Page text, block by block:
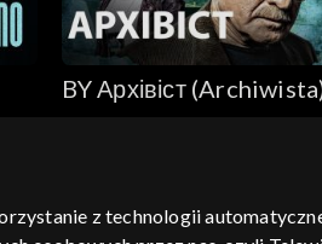
BY Архівіст
z technologii